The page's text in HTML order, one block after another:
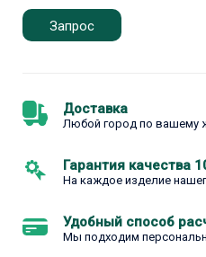
Запрос
Доставка
Любой город по вашему
Гарантия качества
На каждое изделие
Удобный способ
Мы подходим